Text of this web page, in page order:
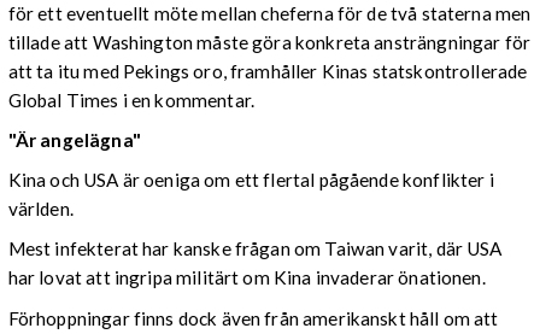
för ett eventuellt möte mellan cheferna för de två staterna men
tillade att Washington måste göra konkreta ansträngningar för
att ta itu med Pekings oro, framhåller Kinas statskontrollerade
Global Times i en kommentar.
"Är angelägna"
Kina och USA är oeniga om ett flertal pågående konflikter i
världen.
Mest infekterat har kanske frågan om Taiwan varit, där USA
har lovat att ingripa militärt om Kina invaderar önationen.
Förhoppningar finns dock även från amerikanskt håll om att